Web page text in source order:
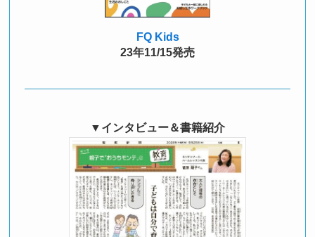
FQ Kids
23年11/15発売
▼インタビュー＆書籍紹介